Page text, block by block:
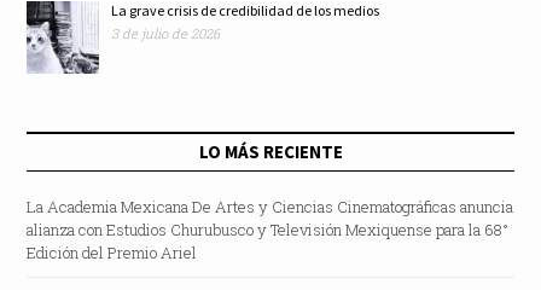
La grave crisis de credibilidad de los medios
3 de julio de 2026
LO MÁS RECIENTE
La Academia Mexicana De Artes y Ciencias Cinematográficas anuncia
alianza con Estudios Churubusco y Televisión Mexiquense para la 68°
Edición del Premio Ariel